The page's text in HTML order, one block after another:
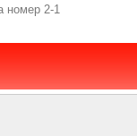
номер 2-1